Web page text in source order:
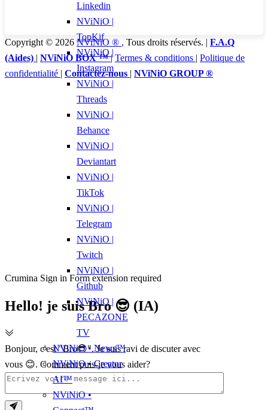
Copyright © 2026 NViNiO ® , Tous droits réservés. | F.A.Q
(Aides) | NViNiO BOX ™|Termes & conditions | Politique de
confidentialité | Contactez-nous | NViNiO GROUP ®
Crumina Sign in Form extension required
Hello! je suis Bro 😎 (IA)
Bonjour, c'est "Bro😎". Je suis ravi de discuter avec
vous 😊. Comment puis-je vous aider?
Linkedin
NViNiO |
TopKif
NViNiO |
Instagram
NViNiO |
Threads
NViNiO |
Behance
NViNiO |
Deviantart
NViNiO |
TikTok
NViNiO |
Telegram
NViNiO |
Twitch
NViNiO |
Github
NViNiO |
PECAZONE
TV
NViNiO • News™
NViNiO • Creator
AI™
NViNiO •